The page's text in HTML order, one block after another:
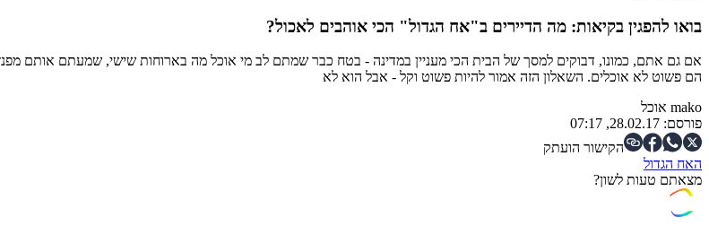
בואו להפגין בקיאות: מה הדיירים ב"אח הגדול" הכי אוהבים לאכול?
אם גם אתם, כמונו, דבוקים למסך של הבית הכי מעניין במדינה - בטח כבר שמתם לב מי אוכל מה בארוחות שישי, שמעתם אותם
הם פשוט לא אוכלים. השאלון הזה אמור להיות פשוט וקל - אבל הוא לא
mako אוכל
פורסם: 28.02.17, 07:17
הקישור הועתק
האח הגדול
מצאתם טעות לשון?